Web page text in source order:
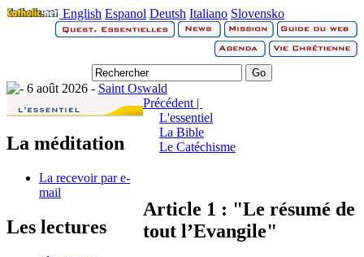
English Espanol Deutsh Italiano Slovensko
6 août 2026 - Saint Oswald
La méditation
La recevoir par e-
mail
Les lectures
Précédent |
L'essentiel
La Bible
Le Catéchisme
Article 1 : "Le résumé de
tout l’Evangile"